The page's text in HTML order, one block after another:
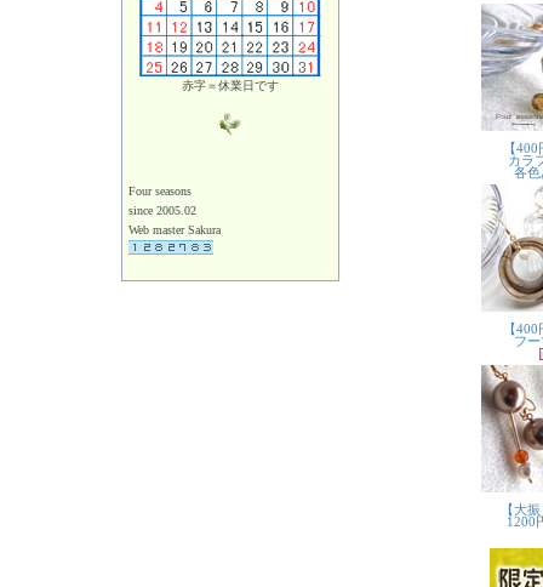
赤字＝休業日です
Four seasons
since 2005.02
Web master Sakura